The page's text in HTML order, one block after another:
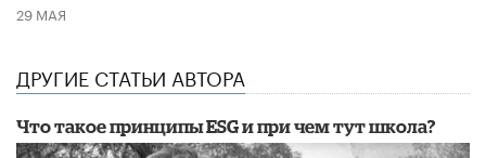
29 МАЯ
ДРУГИЕ СТАТЬИ АВТОРА
Что такое принципы ESG и при чем тут школа?